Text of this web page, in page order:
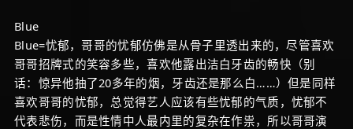
Blue
Blue=忧郁，哥哥的忧郁仿佛是从骨子里透出来的，尽管喜欢
哥哥招牌式的笑容多些，喜欢他露出洁白牙齿的畅快（别
话：惊异他抽了20多年的烟，牙齿还是那么白……）但是同样
喜欢哥哥的忧郁，总觉得艺人应该有些忧郁的气质，忧郁不
代表悲伤，而是性情中人最内里的复杂在作祟，所以哥哥演